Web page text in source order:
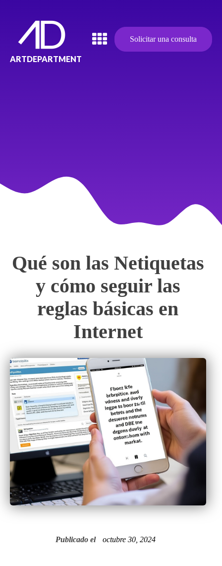
ARTDEPARTMENT
Solicitar una consulta
Qué son las Netiquetas
y cómo seguir las
reglas básicas en
Internet
Publicado el octubre 30, 2024